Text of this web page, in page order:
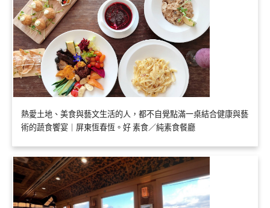
熱愛土地、美食與藝文生活的人，都不自覺點滿一桌結合健康與藝
術的蔬食饗宴｜屏東恆春恆。好 素食／純素食餐廳